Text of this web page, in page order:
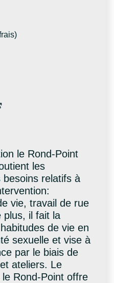
le Rond-Point
les
relatifs à
vie, travail de rue
plus, il fait la
de vie en
sexuelle et vise à
par le biais de
ateliers. Le
Rond-Point offre